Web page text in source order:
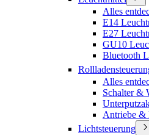
Alles
E14
E27
GU10
Bluetooth
Alles
Schalter &
Antriebe &
Lichtsteuerung